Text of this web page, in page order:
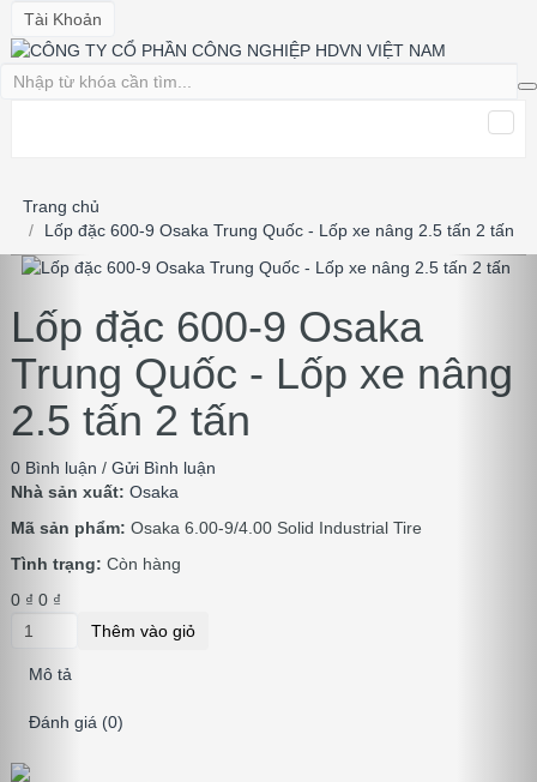
Tài Khoản
Trang chủ
Lốp đặc 600-9 Osaka Trung Quốc - Lốp xe nâng 2.5 tấn 2 tấn
Lốp đặc 600-9 Osaka
Trung Quốc - Lốp xe nâng
2.5 tấn 2 tấn
0 Bình luận / Gửi Bình luận
Nhà sản xuất: Osaka
Mã sản phẩm: Osaka 6.00-9/4.00 Solid Industrial Tire
Tình trạng: Còn hàng
0 ₫ 0 ₫
Thêm vào giỏ
Mô tả
Đánh giá (0)